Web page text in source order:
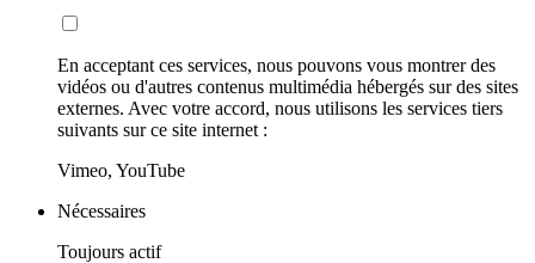
En acceptant ces services, nous pouvons vous montrer des
vidéos ou d'autres contenus multimédia hébergés sur des sites
externes. Avec votre accord, nous utilisons les services tiers
suivants sur ce site internet :
Vimeo, YouTube
Nécessaires
Toujours actif